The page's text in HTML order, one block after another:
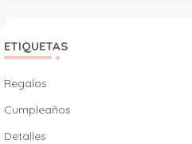
ETIQUETAS
Regalos
Cumpleaños
Detalles